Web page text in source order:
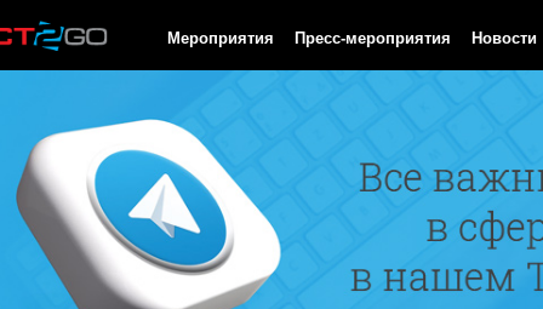
Мероприятия Пресс-мероприятия Новости